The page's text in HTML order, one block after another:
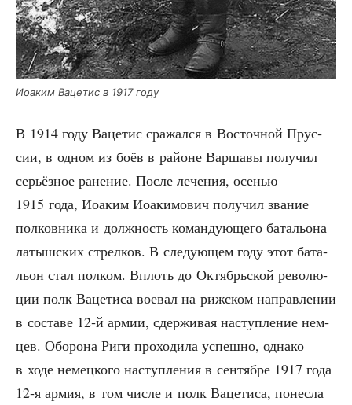
Иоаким Ваце­тис в 1917 году
В 1914 году Ваце­тис сра­жал­ся в Восточ­ной Прус­
сии, в одном из боёв в рай­оне Вар­ша­вы полу­чил
серьёз­ное ране­ние. После лече­ния, осе­нью
1915 года, Иоаким Иоаки­мо­вич полу­чил зва­ние
пол­ков­ни­ка и долж­ность коман­ду­ю­ще­го бата­льо­на
латыш­ских стрел­ков. В сле­ду­ю­щем году этот бата­
льон стал пол­ком. Вплоть до Октябрь­ской рево­лю­
ции полк Ваце­ти­са вое­вал на риж­ском направ­ле­нии
в соста­ве 12‑й армии, сдер­жи­вая наступ­ле­ние нем­
цев. Обо­ро­на Риги про­хо­ди­ла успеш­но, одна­ко
в ходе немец­ко­го наступ­ле­ния в сен­тяб­ре 1917 года
12‑я армия, в том чис­ле и полк Ваце­ти­са, понес­ла